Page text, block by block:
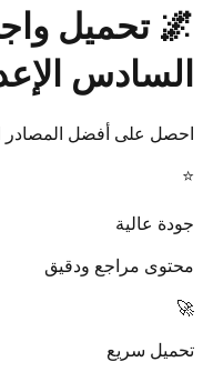
🌌 تحميل
السادس
احصل على أفضل المصادر
⭐
جودة عالية
محتوى مراجع ودقيق
🚀
تحميل سريع